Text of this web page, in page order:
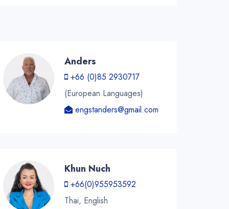
Anders
+66 (0)85 2930717
(European Languages)
engstanders@gmail.com
Khun Nuch
+66(0)955953592
Thai, English